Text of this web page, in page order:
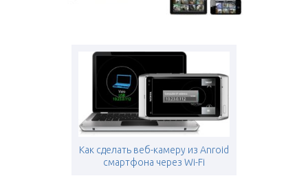
Как сделать веб-камеру из Anroid
смартфона через Wi-Fi